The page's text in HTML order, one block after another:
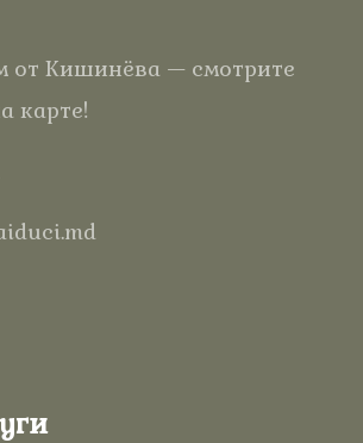
от Кишинёва — смотрите
карте!